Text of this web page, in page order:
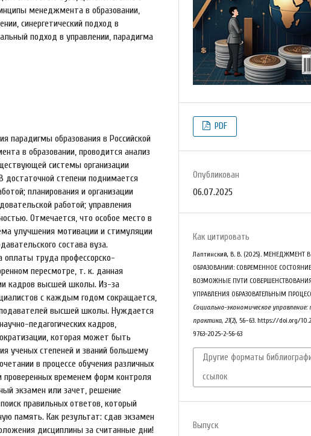
менеджмента в образовании,
синергетический подход в
подход в управлении, парадигма
парадигмы образования в Российской
в образовании, проводится анализ
системы организации
достаточной степени поднимается
планирования и организации
работой; управления
Отмечается, что особое место в
улучшения мотивации и стимуляции
состава вуза.
оплаты труда профессорско-
пересмотре, т. к. данная
кадров высшей школы. Из-за
с каждым годом сокращается,
высшей школы. Нуждается
педагогических кадров,
которая может быть
ученых степеней и званий большему
в процессе обучения различных
проверенных временем форм контроля
экзамен или зачет, решение
правильных ответов, который
память. Как результат: сдав экзамен
дисциплины за считанные дни!
PDF
Опубликован
06.07.2025
Как цитировать
Лаптинский, В. В. (2025). МЕНЕДЖМЕНТ В
ОБРАЗОВАНИИ: СОВРЕМЕННОЕ
ВОЗМОЖНЫЕ ПУТИ
УПРАВЛЕНИЯ ОБРАЗОВАТЕЛЬНЫМ
Социально-экономическое управление:
практика, 21(2), 56–63. https://doi.org/
9763-2025-2-56-63
Другие форматы
ссылок
Выпуск